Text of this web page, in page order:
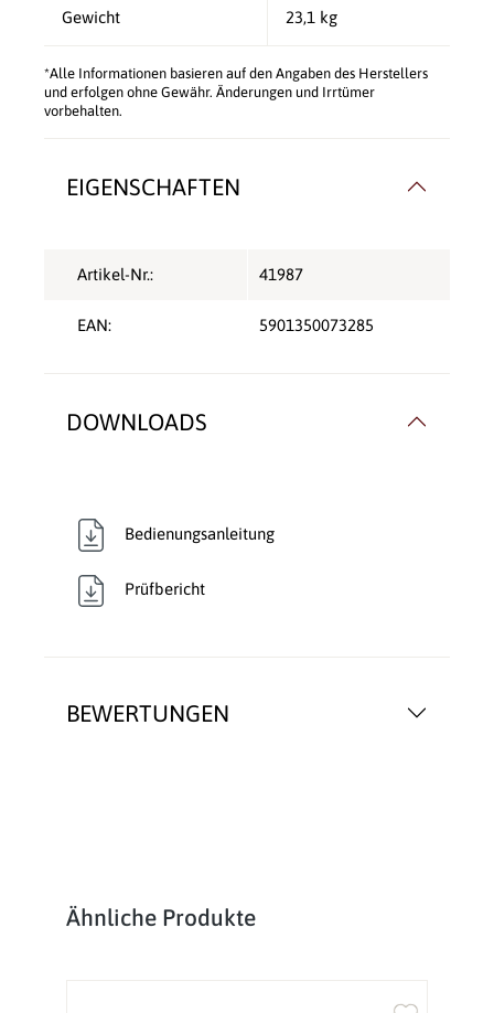
Gewicht 23,1 kg
*Alle Informationen basieren auf den Angaben des Herstellers
und erfolgen ohne Gewähr. Änderungen und Irrtümer
vorbehalten.
BEWERTUNGEN
EIGENSCHAFTEN
Artikel-Nr.: 41987
EAN: 5901350073285
DOWNLOADS
Bedienungsanleitung
Prüfbericht
Produktgalerie überspringen
Ähnliche Produkte